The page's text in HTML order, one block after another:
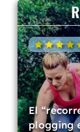
El
plogging